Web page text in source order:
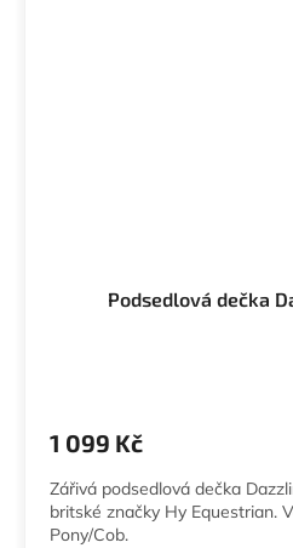
Podsedlová dečka
1 099 Kč
Zářivá podsedlová dečka
britské značky Hy Equestrian.
Pony/Cob.